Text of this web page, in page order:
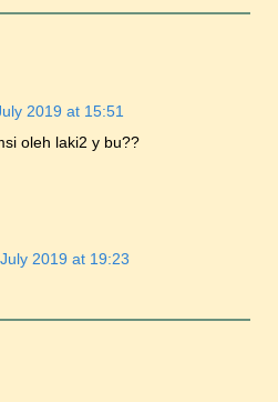
2019 at 15:51
oleh laki2 y bu??
2019 at 19:23